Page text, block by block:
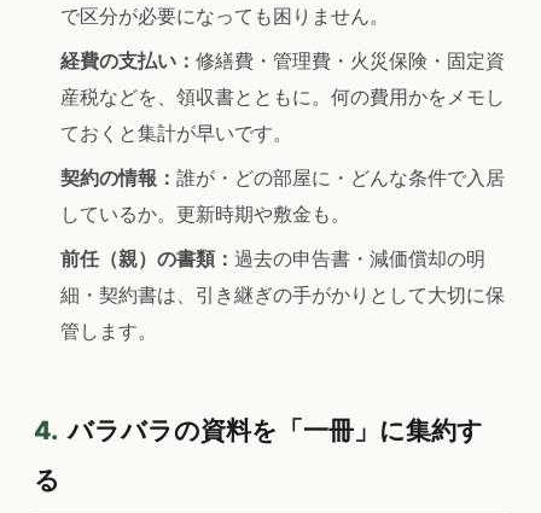
で区分が必要になっても困りません。
経費の支払い： 修繕費・管理費・火災保険・固定資
産税などを、領収書とともに。何の費用かをメモし
ておくと集計が早いです。
契約の情報： 誰が・どの部屋に・どんな条件で入居
しているか。更新時期や敷金も。
前任（親）の書類： 過去の申告書・減価償却の明
細・契約書は、引き継ぎの手がかりとして大切に保
管します。
4. バラバラの資料を「一冊」に集約す
る